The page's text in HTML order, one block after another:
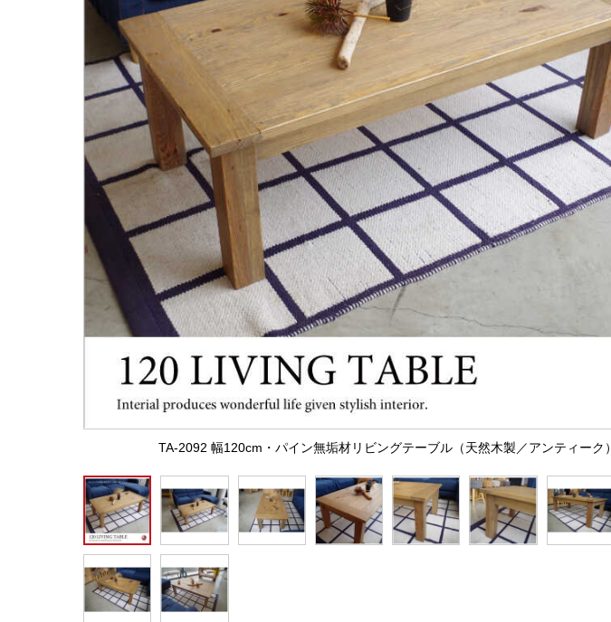
TA-2092 幅120cm・パイン無垢材リビングテーブル（天然木製／アンティーク）